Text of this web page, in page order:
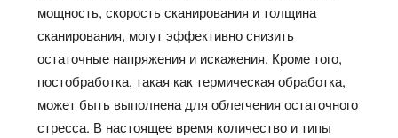
мощность, скорость сканирования и толщина
сканирования, могут эффективно снизить
остаточные напряжения и искажения. Кроме того,
постобработка, такая как термическая обработка,
может быть выполнена для облегчения остаточного
стресса. В настоящее время количество и типы